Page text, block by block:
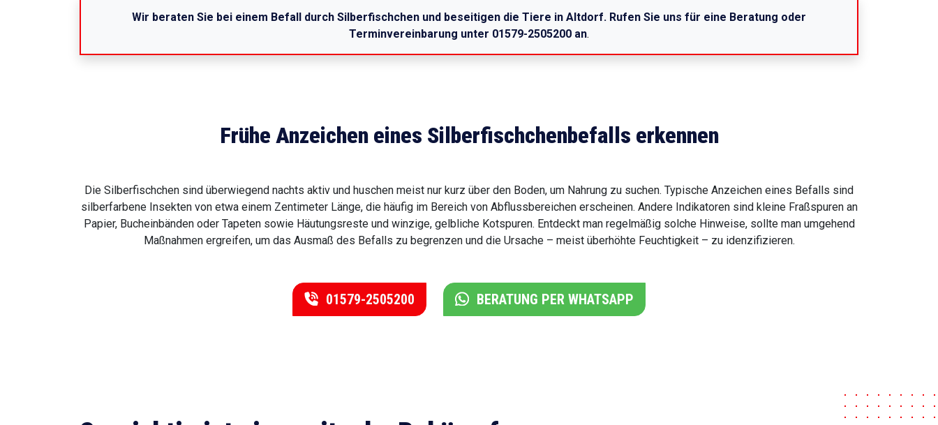
Wir beraten Sie bei einem Befall durch Silberfischchen und beseitigen die Tiere in Altdorf. Rufen Sie uns für eine Beratung oder
Terminvereinbarung unter 01579-2505200 an.
Frühe Anzeichen eines Silberfischchenbefalls erkennen
Die Silberfischchen sind überwiegend nachts aktiv und huschen meist nur kurz über den Boden, um Nahrung zu suchen. Typische Anzeichen eines Befalls sind
silberfarbene Insekten von etwa einem Zentimeter Länge, die häufig im Bereich von Abflussbereichen erscheinen. Andere Indikatoren sind kleine Fraßspuren an
Papier, Bucheinbänden oder Tapeten sowie Häutungsreste und winzige, gelbliche Kotspuren. Entdeckt man regelmäßig solche Hinweise, sollte man umgehend
Maßnahmen ergreifen, um das Ausmaß des Befalls zu begrenzen und die Ursache – meist überhöhte Feuchtigkeit – zu idenzifizieren.
01579-2505200 BERATUNG PER WHATSAPP